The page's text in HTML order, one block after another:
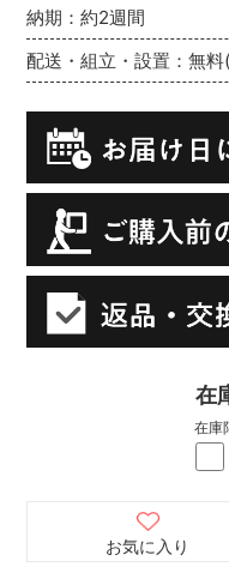
納期：約2週間
配送・組立・設置：無
在
在庫
お気に入り